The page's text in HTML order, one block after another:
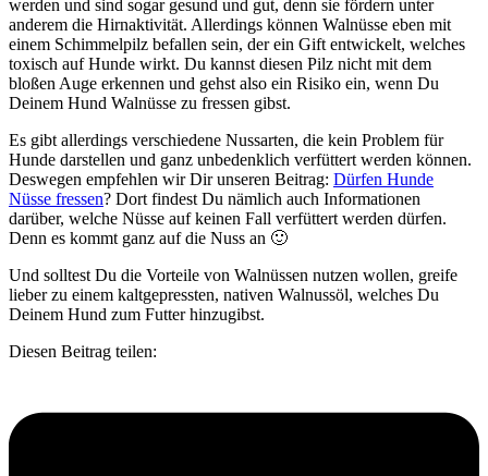
werden und sind sogar gesund und gut, denn sie fördern unter
anderem die Hirnaktivität. Allerdings können Walnüsse eben mit
einem Schimmelpilz befallen sein, der ein Gift entwickelt, welches
toxisch auf Hunde wirkt. Du kannst diesen Pilz nicht mit dem
bloßen Auge erkennen und gehst also ein Risiko ein, wenn Du
Deinem Hund Walnüsse zu fressen gibst.
Es gibt allerdings verschiedene Nussarten, die kein Problem für
Hunde darstellen und ganz unbedenklich verfüttert werden können.
Deswegen empfehlen wir Dir unseren Beitrag: Dürfen Hunde
Nüsse fressen? Dort findest Du nämlich auch Informationen
darüber, welche Nüsse auf keinen Fall verfüttert werden dürfen.
Denn es kommt ganz auf die Nuss an 🙂
Und solltest Du die Vorteile von Walnüssen nutzen wollen, greife
lieber zu einem kaltgepressten, nativen Walnussöl, welches Du
Deinem Hund zum Futter hinzugibst.
Diesen Beitrag teilen: